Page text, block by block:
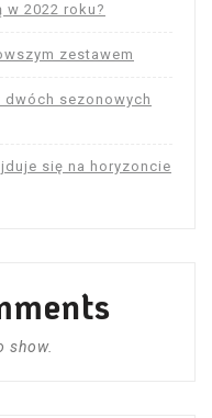
2022 roku?
zestawem
dwóch sezonowych
się na horyzoncie
show.